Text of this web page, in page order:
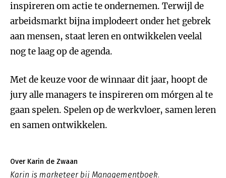
inspireren om actie te ondernemen. Terwijl de
arbeidsmarkt bijna implodeert onder het gebrek
aan mensen, staat leren en ontwikkelen veelal
nog te laag op de agenda.
Met de keuze voor de winnaar dit jaar, hoopt de
jury alle managers te inspireren om mórgen al te
gaan spelen. Spelen op de werkvloer, samen leren
en samen ontwikkelen.
Over Karin de Zwaan
Karin is marketeer bij Managementboek.